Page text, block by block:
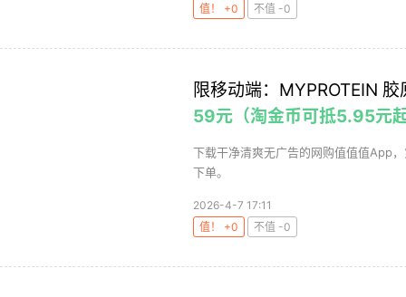
值！ +0 不值 -0
限移动端：MYPROTEIN
59元（淘金币可抵5.95元
下载干净清爽无广告的网购值值值App
下单。
2026-4-7 17:11
值！ +0
不值 -0